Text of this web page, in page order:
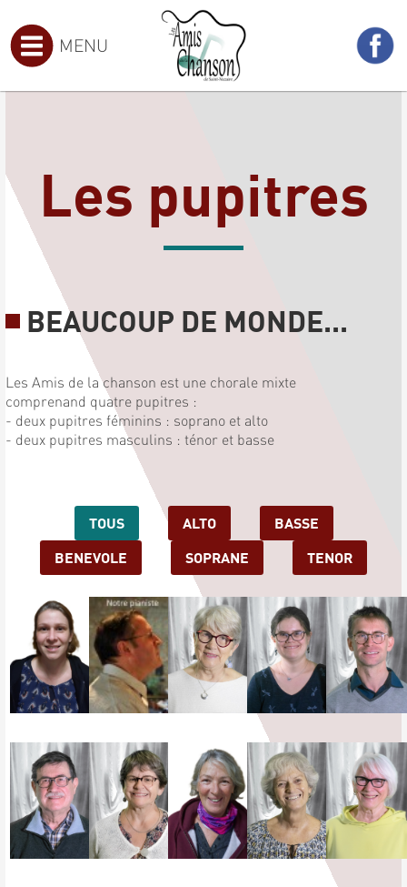
MENU
Les pupitres
BEAUCOUP DE MONDE...
Les Amis de la chanson est une chorale mixte
comprenand quatre pupitres :
- deux pupitres féminins : soprano et alto
- deux pupitres masculins : ténor et basse
TOUS ALTO
BASSE
BENEVOLE
SOPRANE TENOR